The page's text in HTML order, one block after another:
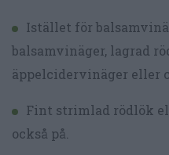
Istället för
balsamvinäger, lagrad
äppelcidervinäger eller
Fint strimlad rödlök
också på.